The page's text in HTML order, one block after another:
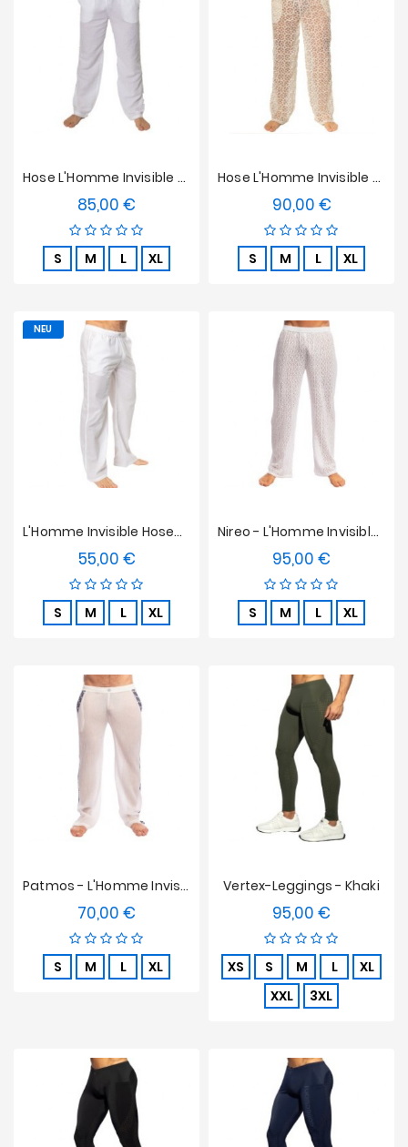
Hose L'Homme Invisible - Mykonos
85,00 €
S M L XL
Hose L'Homme Invisible - La Poésie
90,00 €Preis
S M L XL
L'Homme Invisible Hosen - Glatt Weiß
55,00 €Preis
S M L XL
NEU
Nireo - L'Homme Invisible Hosen
95,00 €
S M L XL
Patmos - L'Homme Invisible Bestickte Hosen
70,00 €
S M L XL
Vertex-Leggings - Khaki
95,00 €
XS S M L
XL
XXL
3XL